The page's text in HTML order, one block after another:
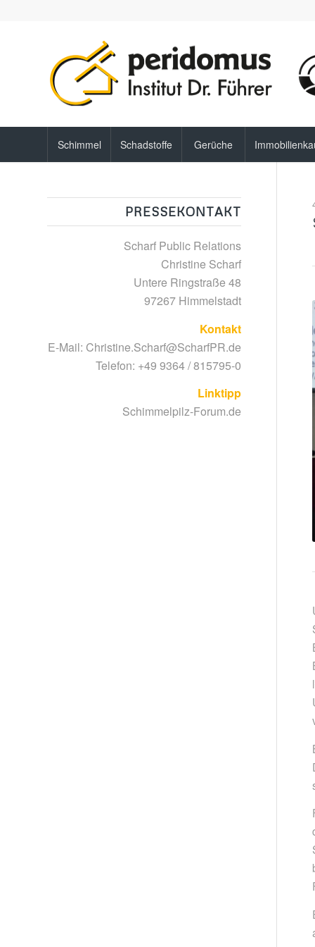
Schimmel Schadstoffe Gerüche
PRESSEKONTAKT
Scharf Public Relations
Christine Scharf
Untere Ringstraße 48
97267 Himmelstadt
Kontakt
E-Mail: Christine.Scharf@ScharfPR.de
Telefon: +49 9364 / 815795-0
Linktipp
Schimmelpilz-Forum.de